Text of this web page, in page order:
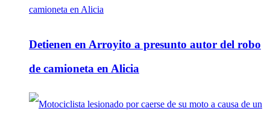
Detienen en Arroyito a presunto autor del robo
de camioneta en Alicia